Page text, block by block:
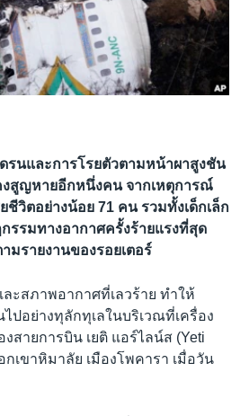
รนและการโรยตัวตามหน้าผาสูงชัน
งสูญหายอีกหนึ่งคน จากเหตุการณ์
ชีวิตอย่างน้อย 71 คน รวมทั้งเด็กเล็ก
รรมทางอากาศครั้งร้ายแรงที่สุด
มรายงานของรอยเตอร์
ะสภาพอากาศที่เลวร้าย ทำให้
ปอย่างทุลักทุเลในบริเวณที่เครื่อง
สายการบิน เยติ แอร์ไลน์ส (Yeti
เขาหิมาลัย เมืองโพคารา เมื่อวัน